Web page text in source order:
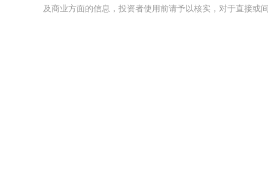
及商业方面的信息，投资者使用前请予以核实，对于直接或